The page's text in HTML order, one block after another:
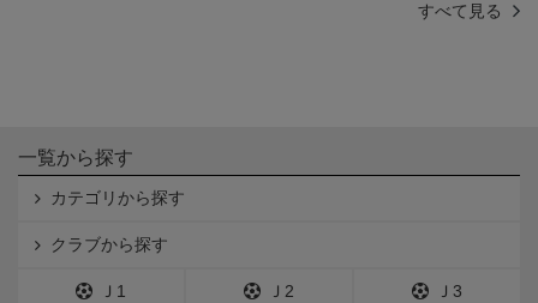
すべて見る
一覧から探す
カテゴリから探す
クラブから探す
Ｊ1 Ｊ2 Ｊ3